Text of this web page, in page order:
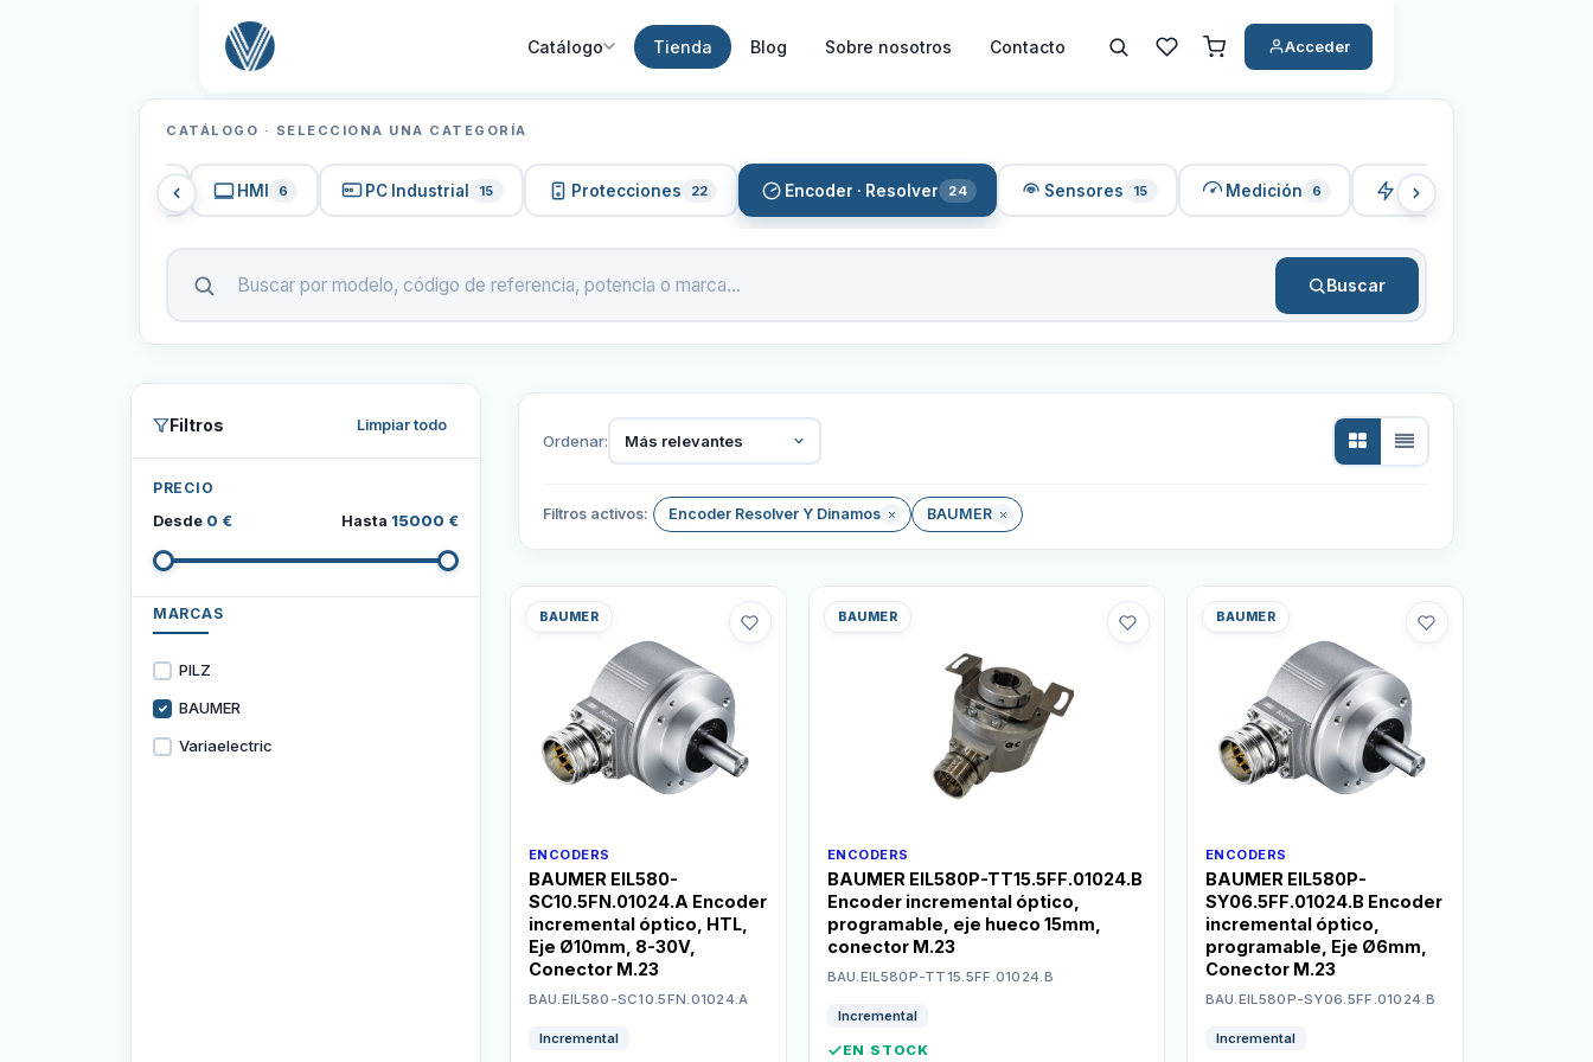
Catálogo Tienda Blog Sobre nosotros Contacto Acceder
CATÁLOGO · SELECCIONA UNA CATEGORÍA
508 HMI 6 PC Industrial 15 Protecciones 22 Encoder · Resolver 24 Sensores 15 Medición 6 Fuentes
Buscar
Filtros Limpiar todo
PRECIO
Desde 0 € Hasta 15000 €
MARCAS
PILZ
BAUMER
Variaelectric
Ordenar: Más relevantes
Filtros activos: Encoder Resolver Y Dinamos BAUMER
BAUMER
ENCODERS
BAUMER EIL580-
SC10.5FN.01024.A Encoder
incremental óptico, HTL,
Eje Ø10mm, 8-30V,
Conector M.23
BAU.EIL580-SC10.5FN.01024.A
Incremental
BAUMER
ENCODERS
BAUMER EIL580P-TT15.5FF.01024.B
Encoder incremental óptico,
programable, eje hueco 15mm,
conector M.23
BAU.EIL580P-TT15.5FF.01024.B
Incremental
EN STOCK
BAUMER
ENCODERS
BAUMER EIL580P-
SY06.5FF.01024.B Encoder
incremental óptico,
programable, Eje Ø6mm,
Conector M.23
BAU.EIL580P-SY06.5FF.01024.B
Incremental